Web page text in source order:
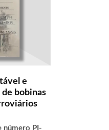
e
bobinas
número PI-